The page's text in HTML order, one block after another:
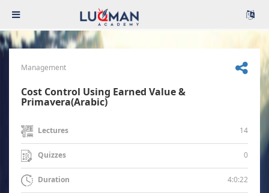
Management
Cost Control Using Earned Value &
Primavera(Arabic)
Lectures 14
Quizzes 0
Duration 4:0:22